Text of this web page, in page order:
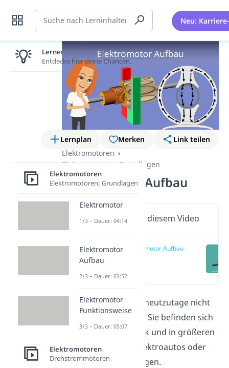
Suche Neu:
Lernplan Merken
Link teilen
Elektromotoren
Elektromotoren: Grundlagen
Elektromotor Aufbau
Wichtige Inhalte in diesem Video
Elektromotor Aufbau
Elektromotoren sind heutzutage nicht
mehr weg zu denken. Sie befinden sich
in Haushaltselektronik und in größeren
Anwendungen wie Elektroautos oder
großen Industrieanlagen.
Lernen lohnt sich!
Entdecke hier deine Chancen.
Elektromotoren
Elektromotoren: Grundlagen
Elektromotor
1/3 – Dauer: 04:14
Elektromotor
Aufbau
2/3 – Dauer: 03:52
Elektromotor
Funktionsweise
3/3 – Dauer: 05:07
Elektromotoren
Drehstrommotoren